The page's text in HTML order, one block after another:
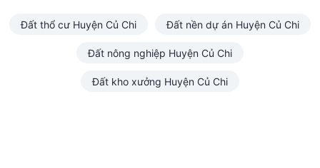
Đất thổ cư Huyện Củ Chi Đất nền dự án Huyện Củ Chi
Đất nông nghiệp Huyện Củ Chi
Đất kho xưởng Huyện Củ Chi